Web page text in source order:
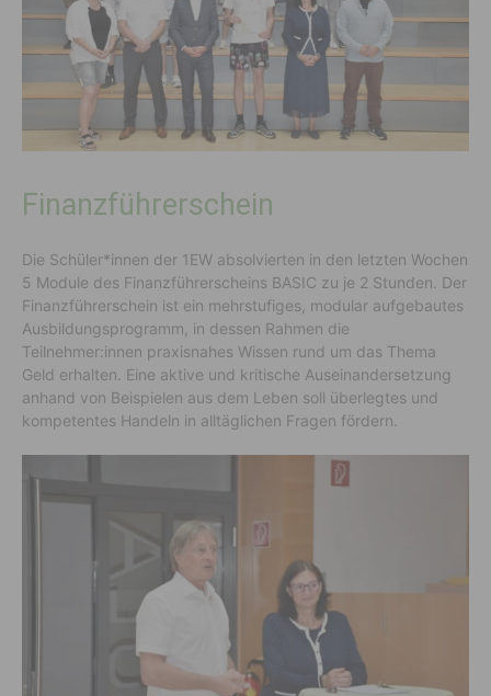
Finanzführerschein
Die Schüler*innen der 1EW absolvierten in den letzten Wochen
5 Module des Finanzführerscheins BASIC zu je 2 Stunden. Der
Finanzführerschein ist ein mehrstufiges, modular aufgebautes
Ausbildungsprogramm, in dessen Rahmen die
Teilnehmer:innen praxisnahes Wissen rund um das Thema
Geld erhalten. Eine aktive und kritische Auseinandersetzung
anhand von Beispielen aus dem Leben soll überlegtes und
kompetentes Handeln in alltäglichen Fragen fördern.